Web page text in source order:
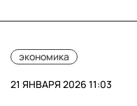
экономика
21 ЯНВАРЯ 2026 11:03